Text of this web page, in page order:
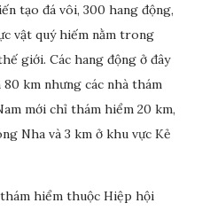
tạo đá vôi, 300 hang động,
vật quý hiếm nằm trong
giới. Các hang động ở đây
km nhưng các nhà thám
mới chỉ thám hiểm 20 km,
Nha và 3 km ở khu vực Kẻ
hiểm thuộc Hiệp hội